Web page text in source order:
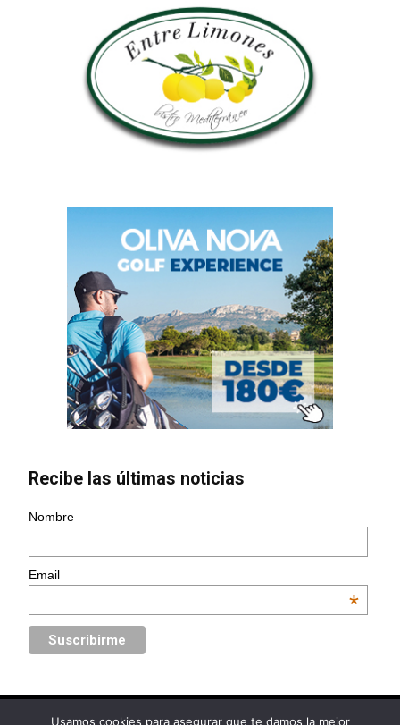
Recibe las últimas noticias
Nombre
Email
*
Usamos cookies para asegurar que te damos la mejor